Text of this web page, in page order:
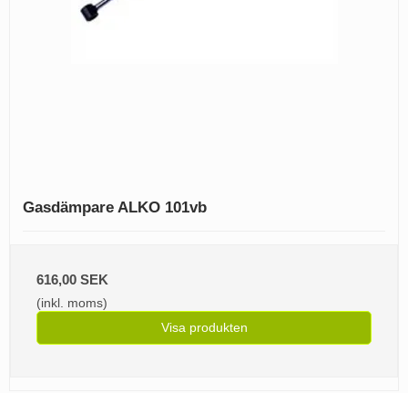
Gasdämpare ALKO 101vb
616,00 SEK
(inkl. moms)
Visa produkten